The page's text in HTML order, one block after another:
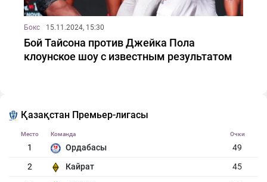
Бокс 15.11.2024, 15:30
Бой Тайсона против Джейка Пола
клоунское шоу с известным результатом
Қазақстан Премьер-лигасы
Место Команда Очки
1 Ордабасы
49
2
Кайрат
45